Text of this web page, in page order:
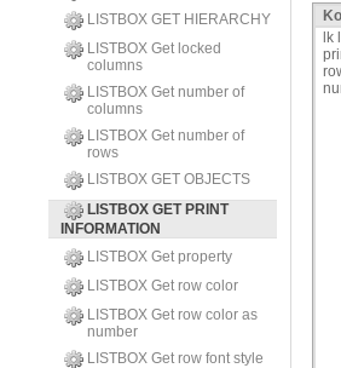
LISTBOX GET HIERARCHY
LISTBOX Get locked
columns
LISTBOX Get number of
columns
LISTBOX Get number of
rows
LISTBOX GET OBJECTS
LISTBOX GET PRINT
INFORMATION
LISTBOX Get property
LISTBOX Get row color
LISTBOX Get row color as
number
LISTBOX Get row font style
lk